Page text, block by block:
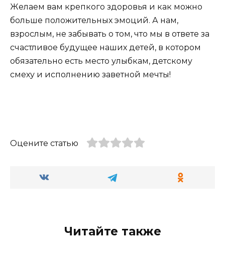
Желаем вам крепкого здоровья и как можно
больше положительных эмоций. А нам,
взрослым, не забывать о том, что мы в ответе за
счастливое будущее наших детей, в котором
обязательно есть место улыбкам, детскому
смеху и исполнению заветной мечты!
Оцените статью
Читайте также